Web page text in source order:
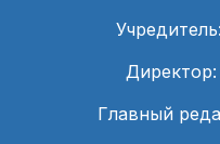
Главный